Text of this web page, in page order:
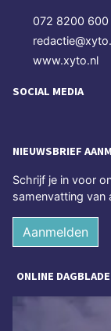
072 8200 600
www.xyto.nl
SOCIAL MEDIA
NIEUWSBRIEF
Schrijf je in voor
samenvatting van
Aanmelden
ONLINE